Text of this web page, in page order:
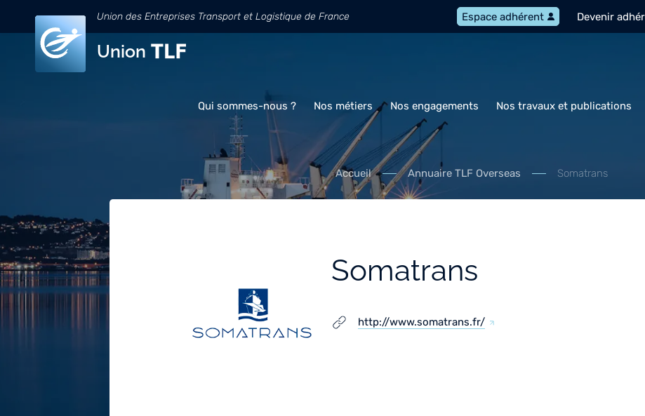
Union des Entreprises Transport et Logistique de France Espace adhérent Devenir
Union
Qui sommes-nous ? Nos métiers Nos engagements Nos travaux et publications
Accueil Annuaire TLF Overseas Somatrans
Somatrans
http://www.somatrans.fr/